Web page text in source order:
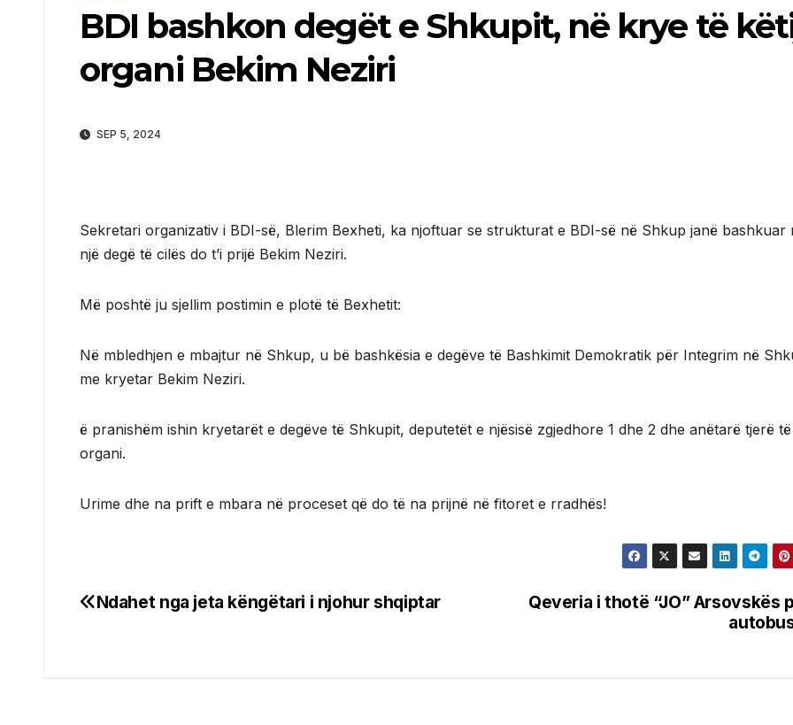
BDI bashkon degët e Shkupit, në krye të
organi Bekim Neziri
SEP 5, 2024
Sekretari organizativ i BDI-së, Blerim Bexheti, ka njoftuar se strukturat e BDI-së në Shkup janë bashkuar
një degë të cilës do t’i prijë Bekim Neziri.
Më poshtë ju sjellim postimin e plotë të Bexhetit:
Në mbledhjen e mbajtur në Shkup, u bë bashkësia e degëve të Bashkimit Demokratik për Integrim në
me kryetar Bekim Neziri.
ë pranishëm ishin kryetarët e degëve të Shkupit, deputetët e njësisë zgjedhore 1 dhe 2 dhe anëtarë tjerë
organi.
Urime dhe na prift e mbara në proceset që do të na prijnë në fitoret e rradhës!
Post
Qeveria i thotë “JO” Arsovskës
Ndahet nga jeta këngëtari i njohur shqiptar